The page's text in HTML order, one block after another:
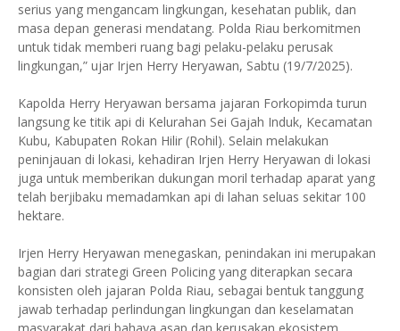
serius yang mengancam lingkungan, kesehatan publik, dan
masa depan generasi mendatang. Polda Riau berkomitmen
untuk tidak memberi ruang bagi pelaku-pelaku perusak
lingkungan,” ujar Irjen Herry Heryawan, Sabtu (19/7/2025).
Kapolda Herry Heryawan bersama jajaran Forkopimda turun
langsung ke titik api di Kelurahan Sei Gajah Induk, Kecamatan
Kubu, Kabupaten Rokan Hilir (Rohil). Selain melakukan
peninjauan di lokasi, kehadiran Irjen Herry Heryawan di lokasi
juga untuk memberikan dukungan moril terhadap aparat yang
telah berjibaku memadamkan api di lahan seluas sekitar 100
hektare.
Irjen Herry Heryawan menegaskan, penindakan ini merupakan
bagian dari strategi Green Policing yang diterapkan secara
konsisten oleh jajaran Polda Riau, sebagai bentuk tanggung
jawab terhadap perlindungan lingkungan dan keselamatan